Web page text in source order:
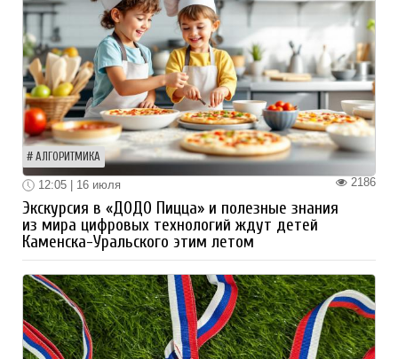
АЛГОРИТМИКА
2186
12:05 | 16 июля
Экскурсия в «ДОДО Пицца» и полезные знания
из мира цифровых технологий ждут детей
Каменска-Уральского этим летом